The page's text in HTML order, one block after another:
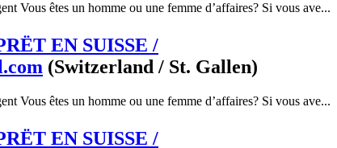
Vous êtes un homme ou une femme d’affaires? Si vous ave...
EN SUISSE /
(Switzerland / St. Gallen)
Vous êtes un homme ou une femme d’affaires? Si vous ave...
EN SUISSE /